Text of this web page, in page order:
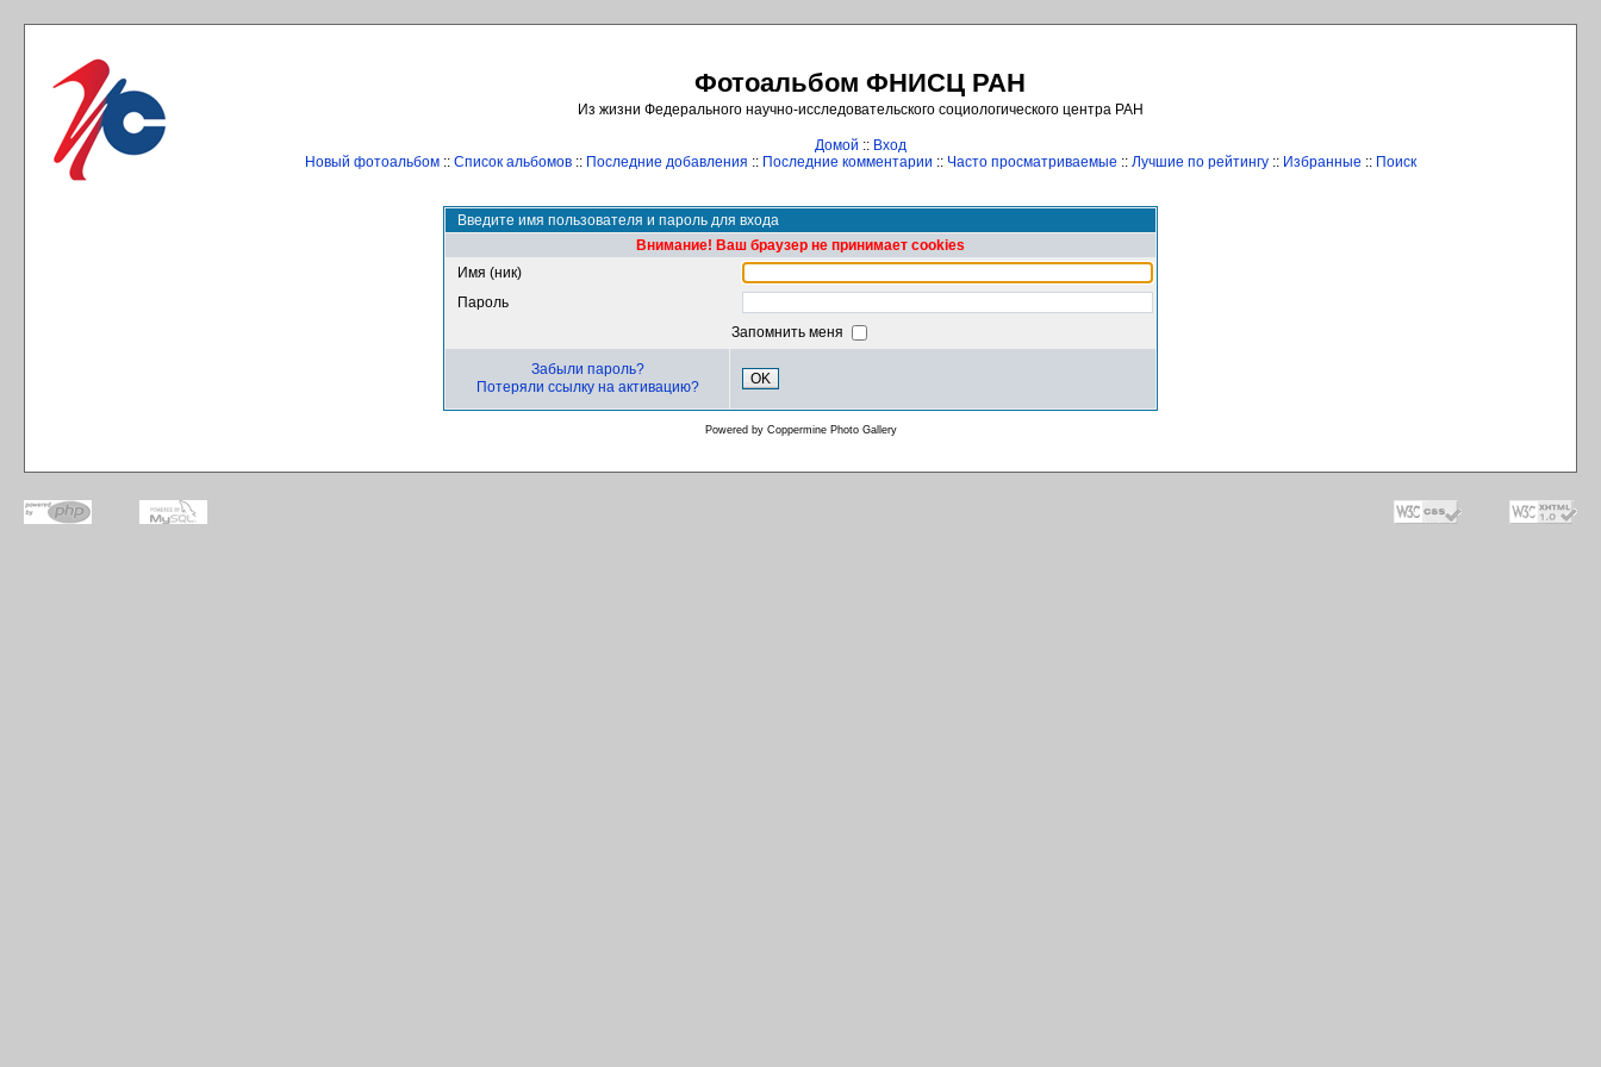
Фотоальбом ФНИСЦ РАН
Из жизни Федерального научно-исследовательского социологического центра РАН
Домой :: Вход
Новый фотоальбом:: Список альбомов:: Последние добавления :: Последние комментарии :: Часто просматриваемые :: Лучшие по рейтингу:: Избранные :: Поиск
Введите имя пользователя и пароль для входа
Внимание! Ваш браузер не принимает cookies
Имя (ник)
Пароль
Запомнить меня
Забыли пароль?
Потеряли ссылку на активацию?
OK
Powered by Coppermine Photo Gallery